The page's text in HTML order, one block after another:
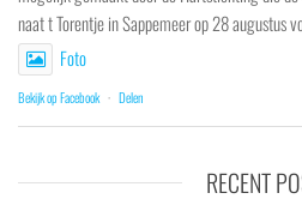
naat t Torentje in Sappemeer op 28 augustus
Foto
Bekijk op Facebook · Delen
RECENT